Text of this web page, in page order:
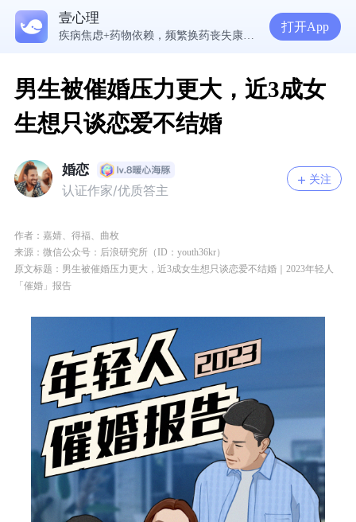
壹心理
打开App
男生被催婚压力更大，近3成女
生想只谈恋爱不结婚
婚恋
认证作家/优质答主
关注
作者： 嘉婧、得福、曲枚
来源：微信公众号：后浪研究所（ID：youth36kr）
原文标题： 男生被催婚压力更大，近3成女生想只谈恋爱不结婚｜2023年轻人
「催婚」报告